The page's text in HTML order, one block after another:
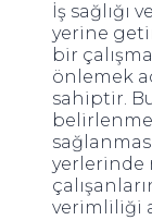
İş sağlığı
yerine
bir
önlemek
sahiptir.
yerlerinde
verimliliği